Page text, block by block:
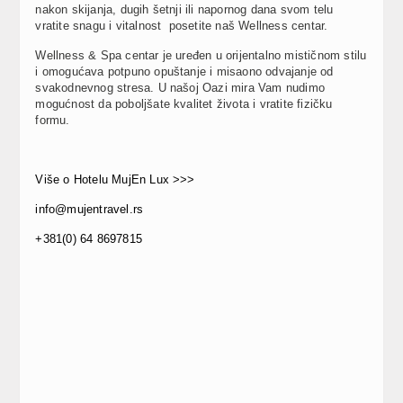
nakon skijanja, dugih šetnji ili napornog dana svom telu
vratite snagu i vitalnost posetite naš Wellness centar.
Wellness & Spa centar je uređen u orijentalno mističnom stilu
i omogućava potpuno opuštanje i misaono odvajanje od
svakodnevnog stresa. U našoj Oazi mira Vam nudimo
mogućnost da poboljšate kvalitet života i vratite fizičku
formu.
Više o Hotelu MujEn Lux >>>
info@mujentravel.rs
+381(0) 64 8697815